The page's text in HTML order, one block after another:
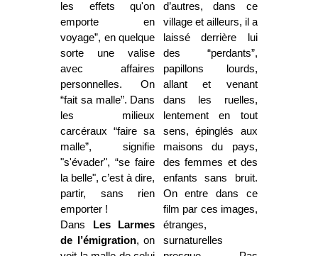
les effets qu'on
emporte en
voyage”, en quelque
sorte une valise
avec affaires
personnelles. On
“fait sa malle”. Dans
les milieux
carcéraux “faire sa
malle”, signifie
"s'évader", “se faire
la belle", c’est à dire,
partir, sans rien
emporter !
Dans
Les Larmes
de l’émigration, on
d’autres, dans ce
village et ailleurs, il a
laissé derrière lui
des “perdants”,
papillons lourds,
allant et venant
dans les ruelles,
lentement en tout
sens, épinglés aux
maisons du pays,
des femmes et des
enfants sans bruit.
On entre dans ce
film par ces images,
étranges,
surnaturelles